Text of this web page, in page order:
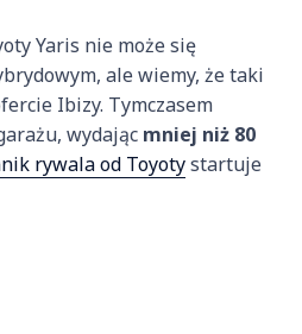
Yaris nie może się
ale wiemy, że taki
Ibizy. Tymczasem
wydając mniej niż 80
rywala od Toyotystartuje